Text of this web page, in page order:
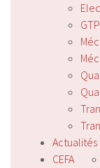
Actualités
CEFA